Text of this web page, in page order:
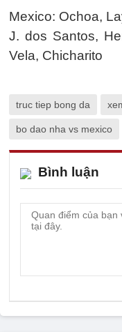
Mexico: Ochoa,
J. dos Santos,
Vela, Chicharito
truc tiep bong da
bo dao nha vs mexico
Bình luận